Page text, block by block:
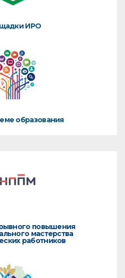
ИРО
образования
повышения
мастерства
работников